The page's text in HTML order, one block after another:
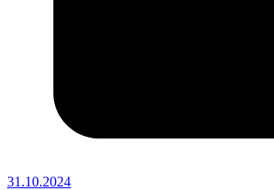
31.10.2024